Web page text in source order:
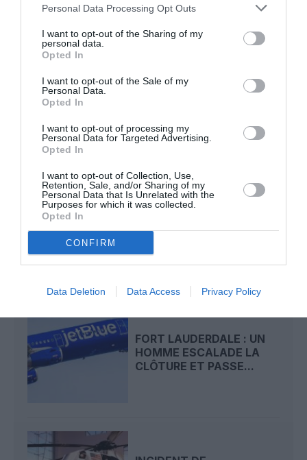
Personal Data Processing Opt Outs
I want to opt-out of the Sharing of my
personal data.
Opted In
I want to opt-out of the Sale of my
Personal Data.
Opted In
I want to opt-out of processing my
Personal Data for Targeted Advertising.
Opted In
I want to opt-out of Collection, Use,
Retention, Sale, and/or Sharing of my
Personal Data that Is Unrelated with the
Purposes for which it was collected.
Opted In
CONFIRM
Data Deletion Data Access Privacy Policy
a commenté l'article :
Incivilités à Bangkok : 22 passagers chinois refusés à
bord après une course-poursuite, l’incident devient
Fiabilité du COMAC C919 : des anomalies signalées
dans un document attribué à China Southern Airlines
american airlines embarquement incident
Philadelphie
FORT LAUDERDALE : UN
HOMME ESCALADE LA
CLÔTURE ET PASSE...